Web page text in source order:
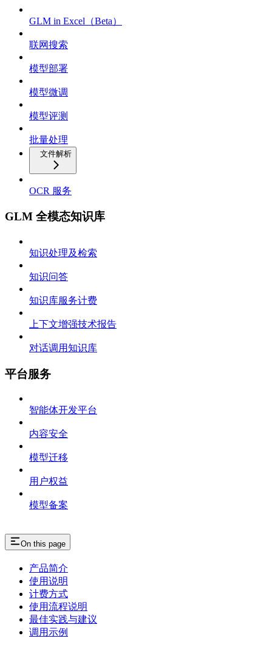
GLM in Excel（Beta）
联网搜索
模型部署
模型微调
模型评测
批量处理
文件解析
OCR 服务
GLM 全模态知识库
知识处理及检索
知识问答
知识库服务计费
上下文增强技术报告
对话调用知识库
平台服务
智能体开发平台
内容安全
模型迁移
用户权益
模型备案
On this page
产品简介
使用说明
计费方式
使用流程说明
最佳实践与建议
调用示例